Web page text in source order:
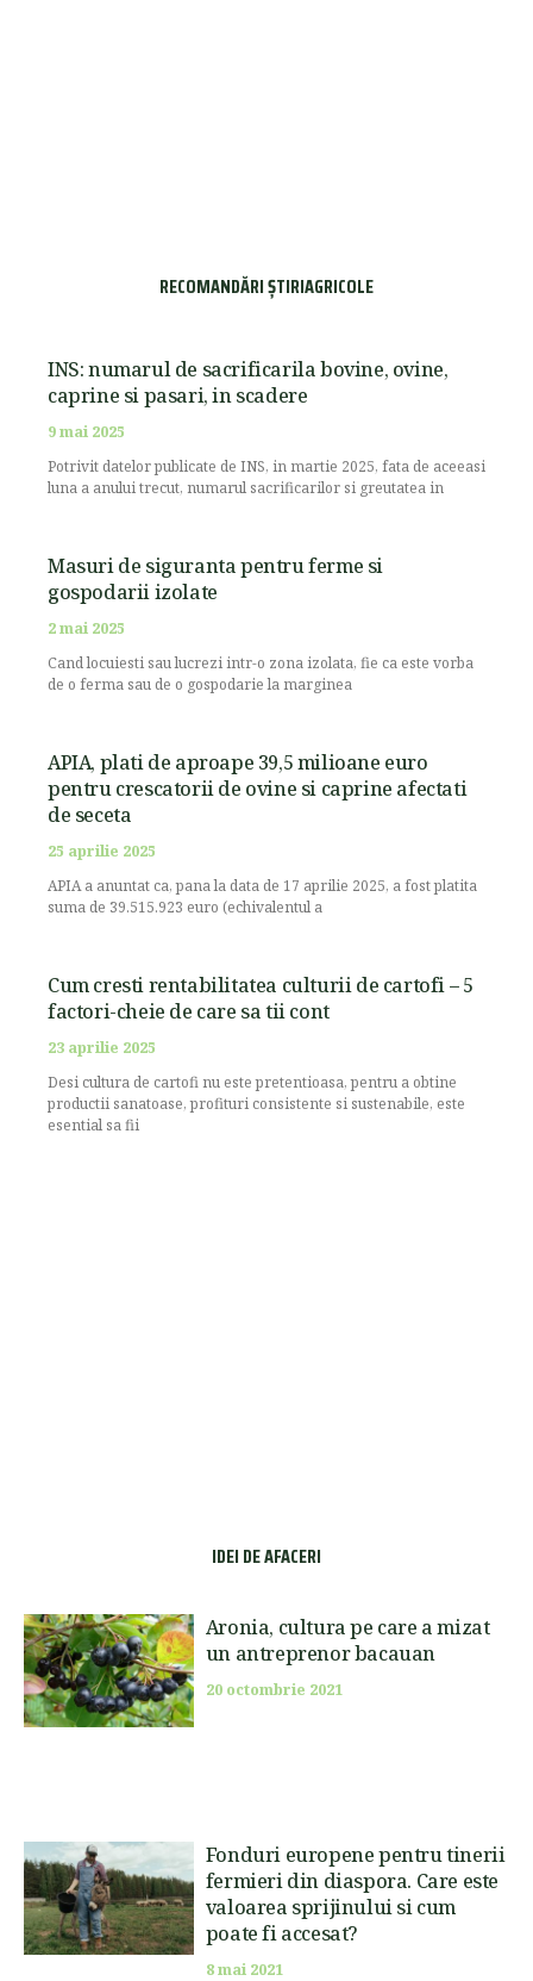
RECOMANDĂRI ȘTIRIAGRICOLE
INS: numarul de sacrificarila bovine, ovine,
caprine si pasari, in scadere
9 mai 2025
Potrivit datelor publicate de INS, in martie 2025, fata de aceeasi
luna a anului trecut, numarul sacrificarilor si greutatea in
Masuri de siguranta pentru ferme si
gospodarii izolate
2 mai 2025
Cand locuiesti sau lucrezi intr-o zona izolata, fie ca este vorba
de o ferma sau de o gospodarie la marginea
APIA, plati de aproape 39,5 milioane euro
pentru crescatorii de ovine si caprine afectati
de seceta
25 aprilie 2025
APIA a anuntat ca, pana la data de 17 aprilie 2025, a fost platita
suma de 39.515.923 euro (echivalentul a
Cum cresti rentabilitatea culturii de cartofi – 5
factori-cheie de care sa tii cont
23 aprilie 2025
Desi cultura de cartofi nu este pretentioasa, pentru a obtine
productii sanatoase, profituri consistente si sustenabile, este
esential sa fii
IDEI DE AFACERI
Aronia, cultura pe care a mizat
un antreprenor bacauan
20 octombrie 2021
Fonduri europene pentru tinerii
fermieri din diaspora. Care este
valoarea sprijinului si cum
poate fi accesat?
8 mai 2021